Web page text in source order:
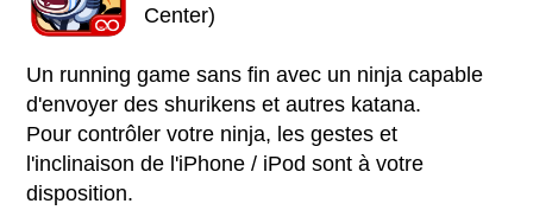
Center)
Un running game sans fin avec un ninja capable
d'envoyer des shurikens et autres katana.
Pour contrôler votre ninja, les gestes et
l'inclinaison de l'iPhone / iPod sont à votre
disposition.